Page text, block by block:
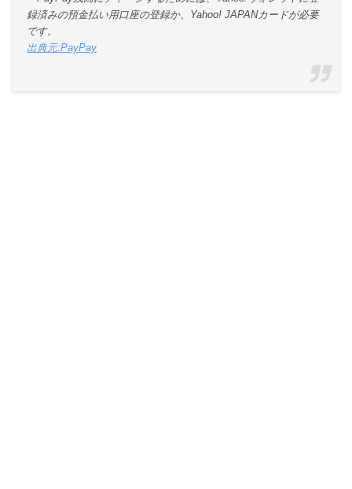
録済みの預金払い用口座の登録か、Yahoo! JAPANカードが必要
です。
出典元:PayPay